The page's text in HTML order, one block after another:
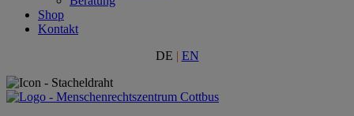
Shop
Kontakt
DE | EN